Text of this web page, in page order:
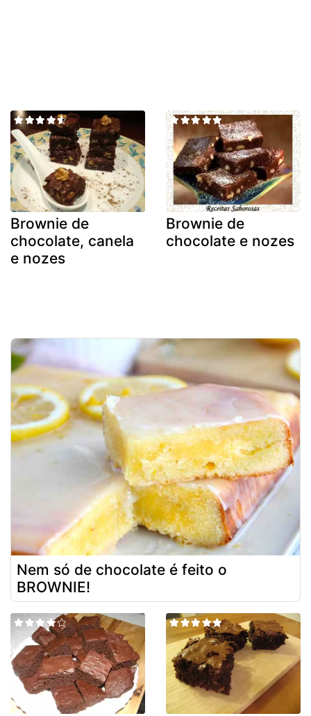
Brownie de
chocolate, canela
e nozes
Brownie de
chocolate e nozes
Nem só de chocolate é feito o
BROWNIE!